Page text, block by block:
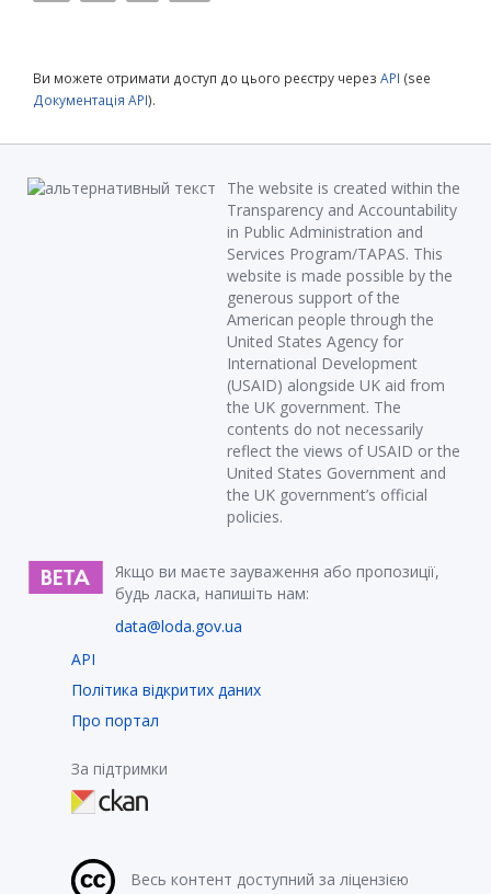
Ви можете отримати доступ до цього реєстру через API (see
Документація API).
The website is created within the
Transparency and Accountability
in Public Administration and
Services Program/TAPAS. This
website is made possible by the
generous support of the
American people through the
United States Agency for
International Development
(USAID) alongside UK aid from
the UK government. The
contents do not necessarily
reflect the views of USAID or the
United States Government and
the UK government’s official
policies.
Якщо ви маєте зауваження або пропозиції,
будь ласка, напишіть нам:
data@loda.gov.ua
API
Політика відкритих даних
Про портал
За підтримки
Весь контент доступний за ліцензією